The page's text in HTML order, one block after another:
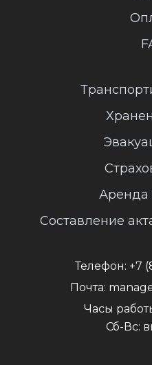
Аренда
Составление
Телефон: +7
Почта:
Часы
Сб-Вс: